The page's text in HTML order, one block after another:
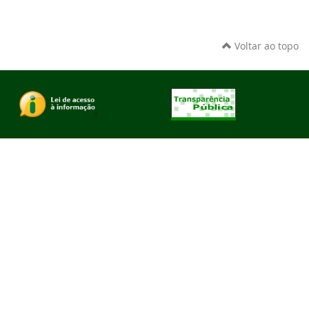
Voltar ao topo